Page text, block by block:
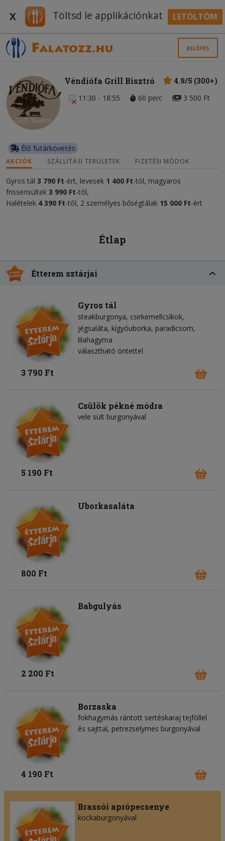
X Töltsd le applikációnkat LETÖLTÖM
BELÉPÉS
Véndiófa Grill Bisztró
4.9/5 (300+)
11:30 - 18:55
60 perc 3 500 Ft
Élő futárkövetés
AKCIÓK SZÁLLÍTÁSI TERÜLETEK FIZETÉSI MÓDOK
Gyros tál 3 790 Ft-ért, levesek 1 400 Ft-tól, magyaros
frissensültek 3 990 Ft-tól,
Halételek 4 390 Ft-tól, 2 személyes bőségtálak 15 000 Ft-ért
Étlap
Étterem sztárjai
Gyros tál
steakburgonya csirkemellcsíkok
jégsaláta kígyóuborka paradicsom
lilahagyma
választható öntettel
3 790 Ft
Csülök pékné módra
vele sült burgonyával
5 190 Ft
Uborkasaláta
800 Ft
Babgulyás
2 200 Ft
Borzaska
fokhagymás rántott sertéskaraj tejföllel
és sajttal, petrezselymes burgonyával
4 190 Ft
Brassói aprópecsenye
kockaburgonyával